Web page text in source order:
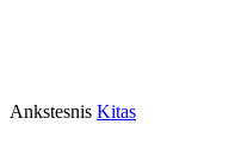
Ankstesnis Kitas